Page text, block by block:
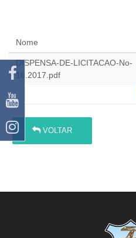
Nome
DISPENSA-DE-LICITACAO-No-
16.2017.pdf
VOLTAR